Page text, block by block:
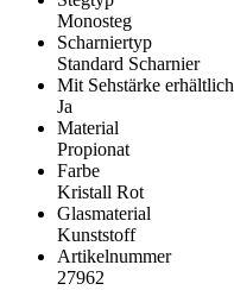
Monosteg
Scharniertyp
Standard Scharnier
Mit Sehstärke erhältlich
Ja
Material
Propionat
Farbe
Kristall Rot
Glasmaterial
Kunststoff
Artikelnummer
27962